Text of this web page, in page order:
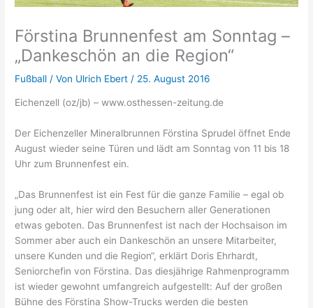
Förstina Brunnenfest am Sonntag –
„Dankeschön an die Region“
Fußball / Von Ulrich Ebert / 25. August 2016
Eichenzell (oz/jb) – www.osthessen-zeitung.de
Der Eichenzeller Mineralbrunnen Förstina Sprudel öffnet Ende
August wieder seine Türen und lädt am Sonntag von 11 bis 18
Uhr zum Brunnenfest ein.
„Das Brunnenfest ist ein Fest für die ganze Familie – egal ob
jung oder alt, hier wird den Besuchern aller Generationen
etwas geboten. Das Brunnenfest ist nach der Hochsaison im
Sommer aber auch ein Dankeschön an unsere Mitarbeiter,
unsere Kunden und die Region“, erklärt Doris Ehrhardt,
Seniorchefin von Förstina. Das diesjährige Rahmenprogramm
ist wieder gewohnt umfangreich aufgestellt: Auf der großen
Bühne des Förstina Show-Trucks werden die besten